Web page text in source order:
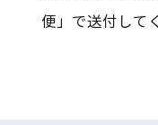
便」で送付して